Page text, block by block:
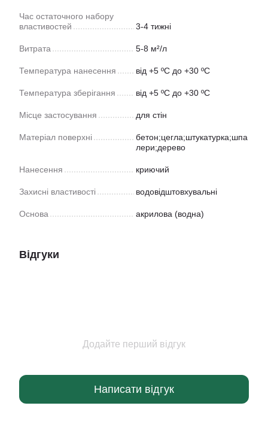
Час остаточного набору
властивостей
3-4 тижні
Витрата 5-8 м²/л
Температура нанесення від +5 ºС до +30 ºС
Температура зберігання від +5 ºС до +30 ºС
Місце застосування для стін
Матеріал поверхні
бетон;цегла;штукатурка;шпа
лери;дерево
Нанесення криючий
Захисні властивості водовідштовхувальні
Основа акрилова (водна)
Відгуки
Додайте перший відгук
Написати відгук